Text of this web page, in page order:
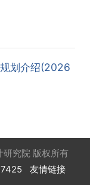
划介绍(2026
究院 版权所有
友情链接